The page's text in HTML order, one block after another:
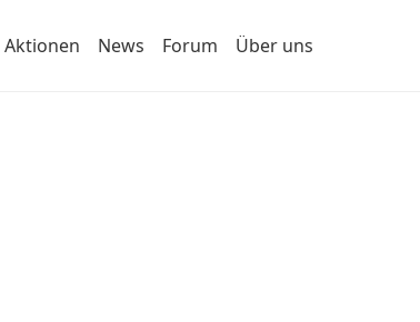
Aktionen News Forum Über uns